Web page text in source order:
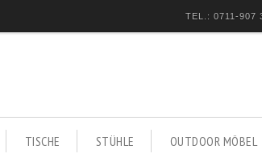
TEL.: 0711-907
TISCHE STÜHLE OUTDOOR MÖBEL